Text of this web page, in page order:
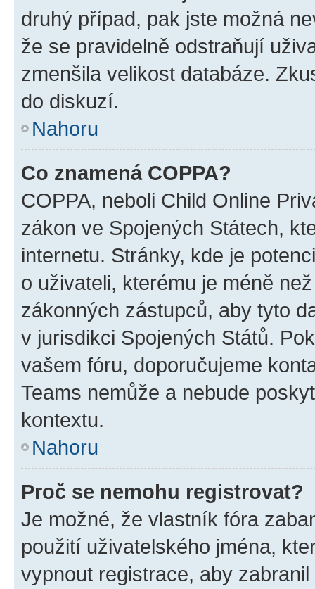
druhý případ, pak jste možná
že se pravidelně odstraňují
zmenšila velikost databáze.
do diskuzí.
Nahoru
Co znamená COPPA?
COPPA, neboli Child Online
zákon ve Spojených Státech,
internetu. Stránky, kde je
o uživateli, kterému je méně
zákonných zástupců, aby tyto
v jurisdikci Spojených Států.
vašem fóru, doporučujeme
Teams nemůže a nebude
kontextu.
Nahoru
Proč se nemohu registrovat?
Je možné, že vlastník fóra
použití uživatelského jména,
vypnout registrace, aby